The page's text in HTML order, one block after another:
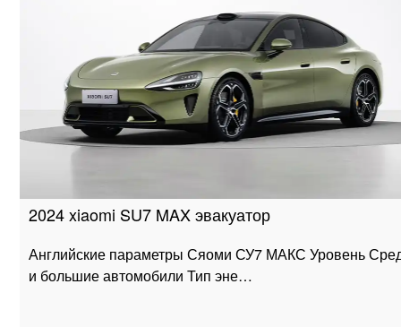
2024 xiaomi SU7 MAX эвакуатор
Английские параметры Сяоми СУ7 МАКС Уровень
и большие автомобили Тип эне…